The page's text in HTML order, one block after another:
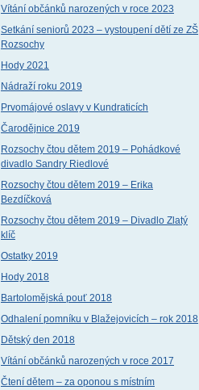
Vítání občánků narozených v roce 2023
Setkání seniorů 2023 – vystoupení dětí ze ZŠ
Rozsochy
Hody 2021
Nádraží roku 2019
Prvomájové oslavy v Kundraticích
Čarodějnice 2019
Rozsochy čtou dětem 2019 – Pohádkové
divadlo Sandry Riedlové
Rozsochy čtou dětem 2019 – Erika
Bezdíčková
Rozsochy čtou dětem 2019 – Divadlo Zlatý
klíč
Ostatky 2019
Hody 2018
Bartolomějská pouť 2018
Odhalení pomníku v Blažejovicích – rok 2018
Dětský den 2018
Vítání občánků narozených v roce 2017
Čtení dětem – za oponou s místním